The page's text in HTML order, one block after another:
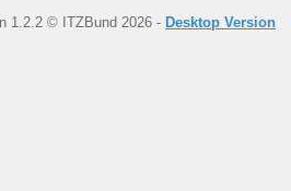
1.2.2 © ITZBund 2026 - Desktop Version